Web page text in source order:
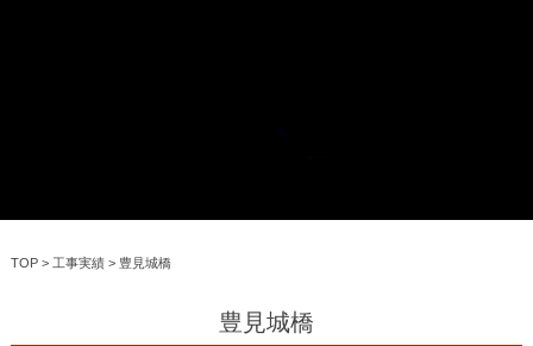
TOP> 工事実績> 豊見城橋
豊見城橋